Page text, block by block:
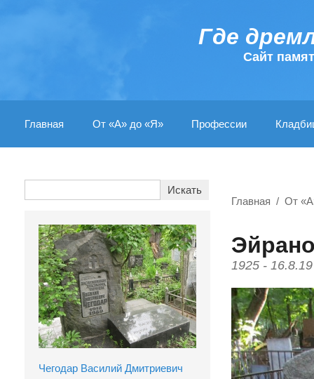
Где
Cайт
Главная От «А» до «Я» Профессии
Чегодар Василий Дмитриевич
Главная От
1925 -